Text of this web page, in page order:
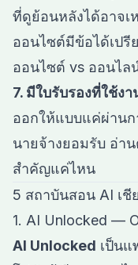
ที่ดูย้อนหลังได้อาจเ
ออนไซต์มีข้อได้เปรี
ออนไซต์ vs ออนไล
7. มีใบรับรองที่ใช้ง
ออกให้แบบแค่ผ่านก
นายจ้างยอมรับ อ่า
สำคัญแค่ไหน
5 สถาบันสอน AI เ
1. AI Unlocked —
AI Unlocked เป็น